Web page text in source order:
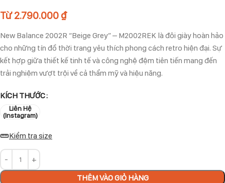
Từ2.790.000 ₫
New Balance 2002R “Beige Grey” – M2002REK là đôi giày hoàn hảo
cho những tín đồ thời trang yêu thích phong cách retro hiện đại. Sự
kết hợp giữa thiết kế tinh tế và công nghệ đệm tiên tiến mang đến
trải nghiệm vượt trội về cả thẩm mỹ và hiệu năng.
KÍCH THƯỚC
Liên Hệ
(Instagram)
Kiểm tra size
THÊM VÀO GIỎ HÀNG